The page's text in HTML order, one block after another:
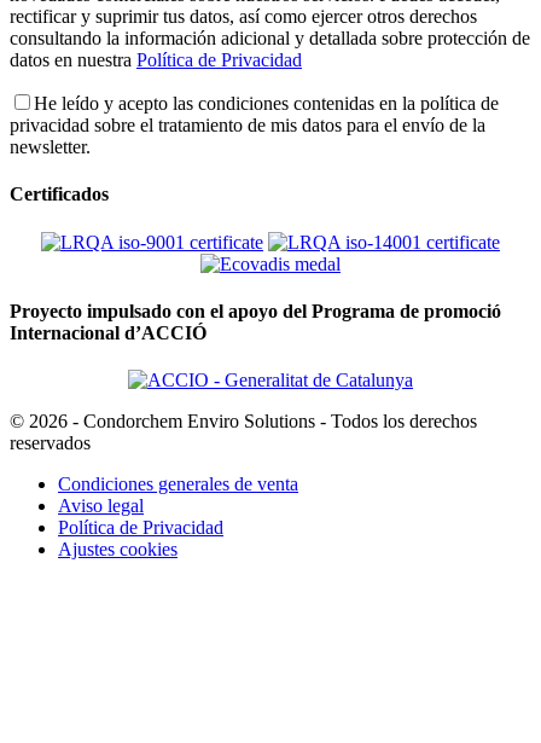
rectificar y suprimir tus datos, así como ejercer otros derechos
consultando la información adicional y detallada sobre protección de
datos en nuestra Política de Privacidad
He leído y acepto las condiciones contenidas en la política de
privacidad sobre el tratamiento de mis datos para el envío de la
newsletter.
Certificados
Proyecto impulsado con el apoyo del Programa de promoció
Internacional d’ACCIÓ
© 2026 - Condorchem Enviro Solutions - Todos los derechos
reservados
Condiciones generales de venta
Aviso legal
Política de Privacidad
Ajustes cookies